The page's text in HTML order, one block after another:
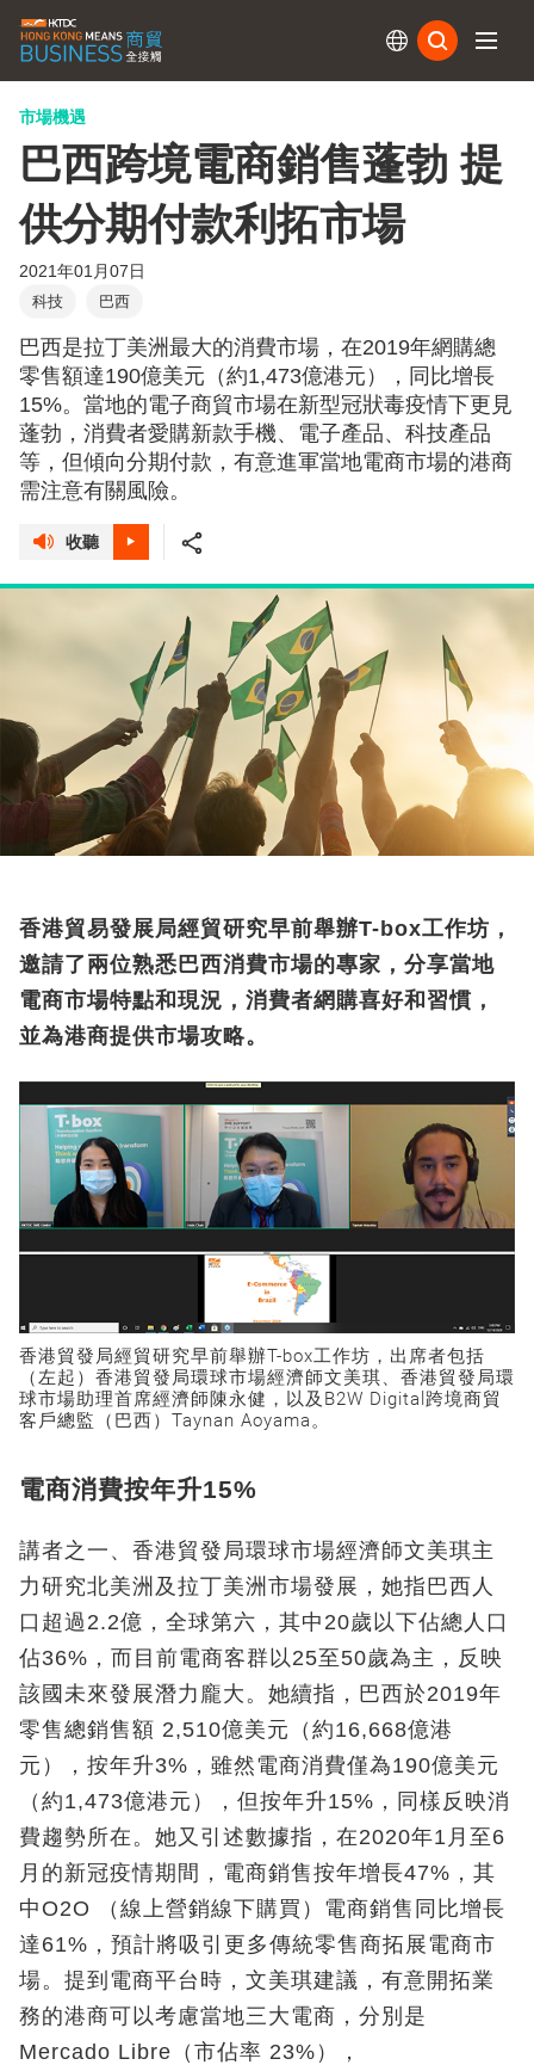
市場機遇
巴西跨境電商銷售蓬勃 提
供分期付款利拓市場
2021年01月07日
科技 巴西
巴西是拉丁美洲最大的消費市場，在2019年網購總
零售額達190億美元（約1,473億港元），同比增長
15%。當地的電子商貿市場在新型冠狀毒疫情下更見
蓬勃，消費者愛購新款手機、電子產品、科技產品
等，但傾向分期付款，有意進軍當地電商市場的港商
需注意有關風險。
收聽
香港貿易發展局經貿研究早前舉辦T-box工作坊，
邀請了兩位熟悉巴西消費市場的專家，分享當地
電商市場特點和現況，消費者網購喜好和習慣，
並為港商提供市場攻略。
香港貿發局經貿研究早前舉辦T-box工作坊，出席者包括
（左起）香港貿發局環球市場經濟師文美琪、香港貿發局環
球市場助理首席經濟師陳永健，以及B2W Digital跨境商貿
客戶總監（巴西）Taynan Aoyama。
電商消費按年升15%
講者之一、香港貿發局環球市場經濟師文美琪主
力研究北美洲及拉丁美洲市場發展，她指巴西人
口超過2.2億，全球第六，其中20歲以下佔總人口
佔36%，而目前電商客群以25至50歲為主，反映
該國未來發展潛力龐大。她續指，巴西於2019年
零售總銷售額 2,510億美元（約16,668億港
元），按年升3%，雖然電商消費僅為190億美元
（約1,473億港元），但按年升15%，同樣反映消
費趨勢所在。她又引述數據指，在2020年1月至6
月的新冠疫情期間，電商銷售按年增長47%，其
中O2O （線上營銷線下購買）電商銷售同比增長
達61%，預計將吸引更多傳統零售商拓展電商市
場。提到電商平台時，文美琪建議，有意開拓業
務的港商可以考慮當地三大電商，分別是
Mercado Libre（市佔率 23%），